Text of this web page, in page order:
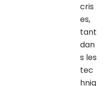
cris
es,
tant
dan
s les
tec
hniq